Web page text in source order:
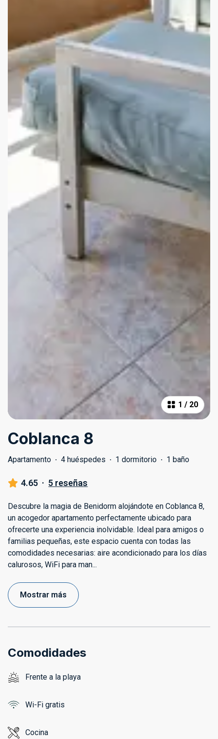
1 / 20
Coblanca 8
Apartamento · 4 huéspedes · 1 dormitorio · 1 baño
4.65 · 5 reseñas
Descubre la magia de Benidorm alojándote en Coblanca 8,
un acogedor apartamento perfectamente ubicado para
ofrecerte una experiencia inolvidable. Ideal para amigos o
familias pequeñas, este espacio cuenta con todas las
comodidades necesarias: aire acondicionado para los días
calurosos, WiFi para man...
Mostrar más
Comodidades
Frente a la playa
Wi-Fi gratis
Cocina